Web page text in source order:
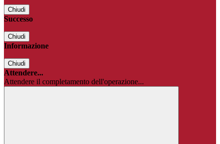
Chiudi
Successo
Chiudi
Informazione
Chiudi
Attendere...
Attendere il completamento dell'operazione...